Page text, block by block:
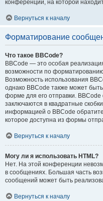
конференции, на которой
Вернуться к началу
Форматирование
Что такое BBCode?
BBCode — это особая
возможности по
Возможность использования
однако BBCode также может
форме для его отправки.
заключаются в квадратные
информацией о BBCode
которое доступна из формы
Вернуться к началу
Могу ли я использовать HTML?
Нет. На этой конференции
в сообщениях. Большая часть
сообщений может быть
Вернуться к началу